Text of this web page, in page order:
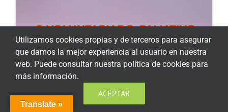
Translate »
Utilizamos cookies propias y de terceros para asegurar
que damos la mejor experiencia al usuario en nuestra
web. Puede consultar nuestra política de cookies para
más información.
ACEPTAR